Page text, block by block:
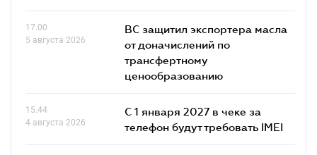
17.00
5 августа 2026
ВС защитил экспортера масла
от доначислений по
трансфертному
ценообразованию
15.44
4 августа 2026
С 1 января 2027 в чеке за
телефон будут требовать IMEI